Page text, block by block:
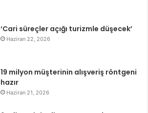
‘Cari süreçler açığı turizmle düşecek’
Haziran 22, 2026
19 milyon müşterinin alışveriş röntgeni
hazır
Haziran 21, 2026